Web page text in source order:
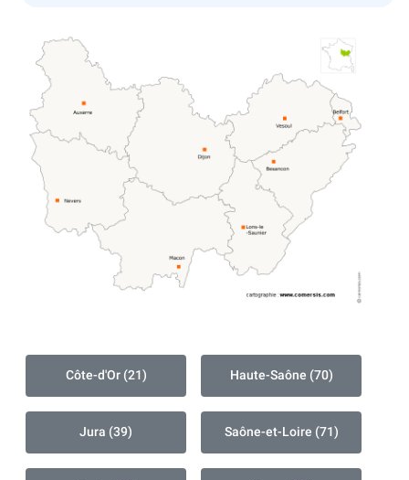
Côte-d'Or (21) Haute-Saône (70)
Jura (39) Saône-et-Loire (71)